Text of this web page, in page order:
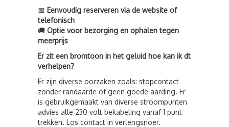
📅 Eenvoudig reserveren via de website of
telefonisch
🚚 Optie voor bezorging en ophalen tegen
meerprijs
Er zit een bromtoon in het geluid hoe kan ik dt
verhelpen?
Er zijn diverse oorzaken zoals: stopcontact
zonder randaarde of geen goede aarding. Er
is gebruikgemaakt van diverse stroompunten
advies alle 230 volt bekabeling vanaf 1 punt
trekken. Los contact in verlengsnoer.